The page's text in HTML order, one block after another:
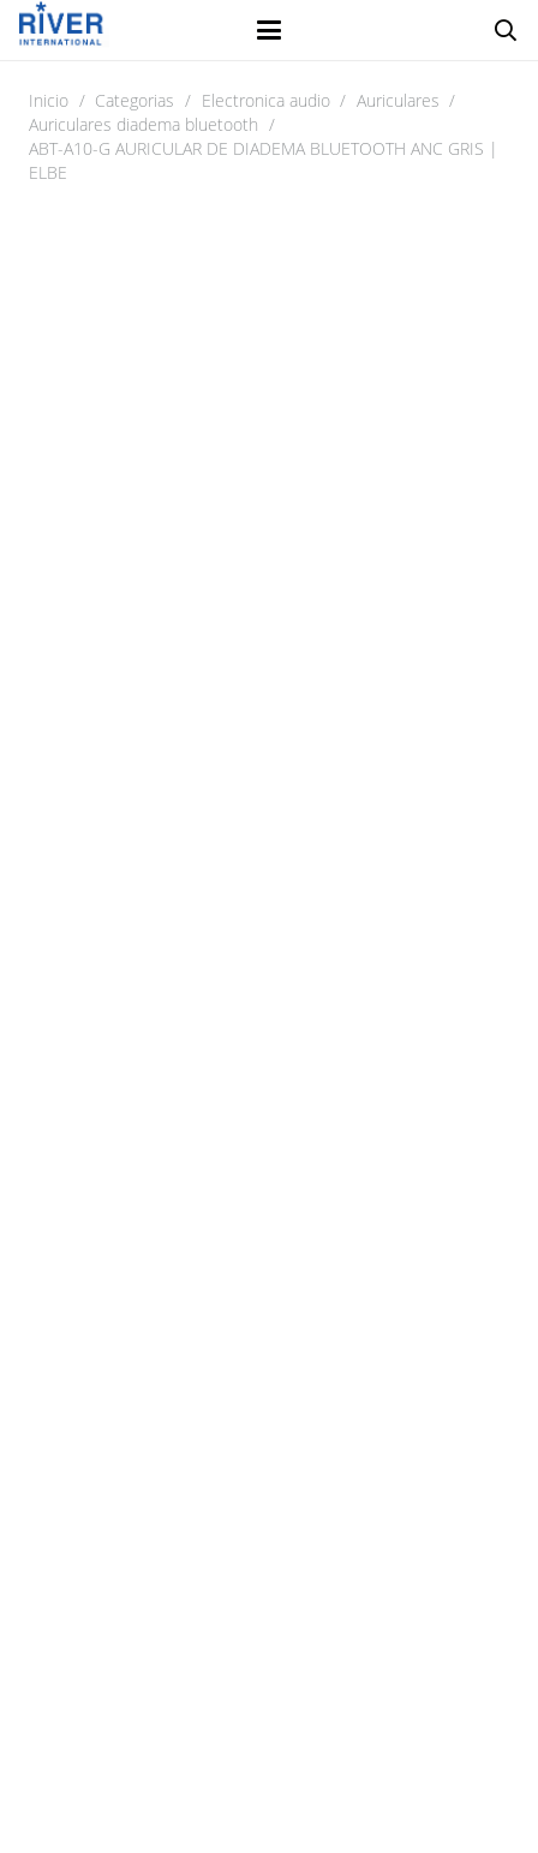
Inicio / Categorias / Electronica audio / Auriculares /
Auriculares diadema bluetooth /
ABT-A10-G AURICULAR DE DIADEMA BLUETOOTH ANC GRIS |
ELBE